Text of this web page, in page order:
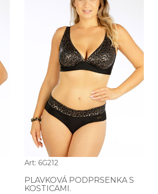
Art: 6G212
PLAVKOVÁ PODPRSENKA S
KOSTICAMI.